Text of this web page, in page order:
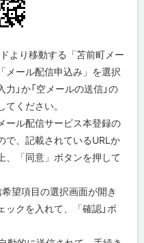
より移動する「苫前町メー
メール配信申込み」を選択
」か「空メールの送信」の
ください。
ール配信サービス本登録の
で、記載されているURLか
、「同意」ボタンを押して
望項目の選択画面が開き
ックを入れて、「確認」ボ